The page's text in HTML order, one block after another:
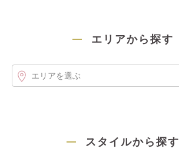
エリアから探す
エリアを選ぶ
スタイルから探す